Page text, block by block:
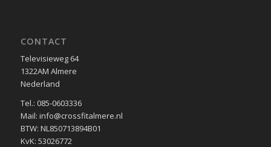
CONTACT
Televisieweg 64
1322AM Almere
Nederland
Tel.: 085-0603336
Mail: info@crossfitalmere.nl
BTW: NL850713894B01
KvK: 53026772